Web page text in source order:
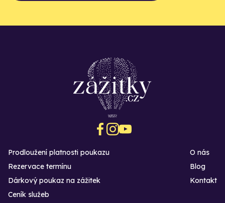
Prodloužení platnosti poukazu
Rezervace termínu
Dárkový poukaz na zážitek
O nás
Blog
Kontakt
Ceník služeb